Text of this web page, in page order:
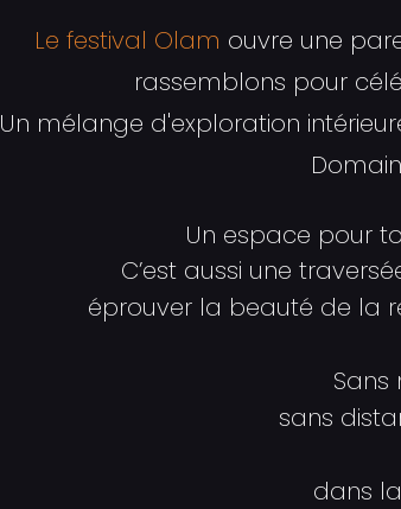
Le festival Olam ouvre une
rassemblons pour
Un mélange d'exploration
Un espace pour
C’est aussi une
éprouver la beauté de la
Sans
sans
dans